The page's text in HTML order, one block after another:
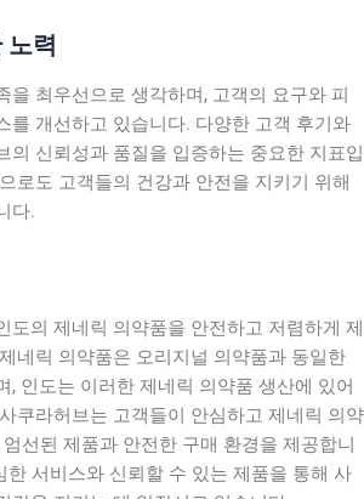
노력
을 최우선으로 생각하며, 고객의 요구와 피
를 개선하고 있습니다. 다양한 고객 후기와
의 신뢰성과 품질을 입증하는 중요한 지표입
로도 고객들의 건강과 안전을 지키기 위해
다.
도의 제네릭 의약품을 안전하고 저렴하게 제
네릭 의약품은 오리지널 의약품과 동일한
, 인도는 이러한 제네릭 의약품 생산에 있어
쿠라허브는 고객들이 안심하고 제네릭 의약
선된 제품과 안전한 구매 환경을 제공합니
한 서비스와 신뢰할 수 있는 제품을 통해 사